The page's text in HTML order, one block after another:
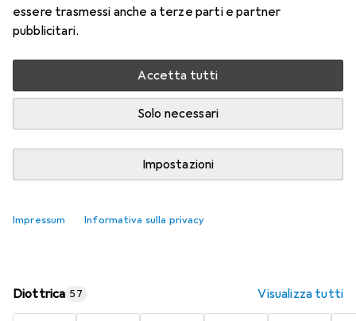
essere trasmessi anche a terze parti e partner
pubblicitari.
Accetta tutti
Solo necessari
Impostazioni
Impressum Informativa sulla privacy
Consegna tra lun, 17/8 e mer, 19/8
Più di 10 pezzi in stock presso il fornitore
Aggiungi al carrello
Diottrica 57 Visualizza tutti